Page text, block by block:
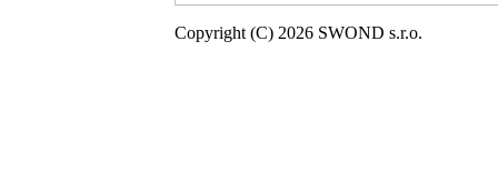
Copyright (C) 2026 SWOND s.r.o.